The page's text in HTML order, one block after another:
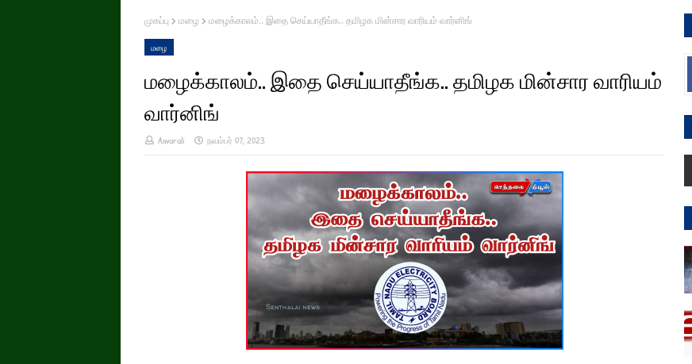
முகப்பு மழை மழைக்காலம்.. இதை செய்யாதீங்க.. தமிழக மின்சார வாரியம் வார்னிங்
மழை
மழைக்காலம்.. இதை செய்யாதீங்க.. தமிழக மின்சார வாரியம்
வார்னிங்
Anvarali நவம்பர் 07, 2023